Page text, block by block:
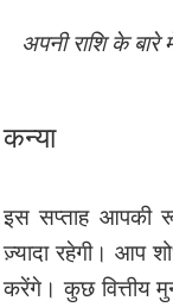
अपनी राशि के
कन्या
इस सप्ताह आपकी
ज़्यादा रहेगी। आप
करेंगे। कुछ वित्तीय